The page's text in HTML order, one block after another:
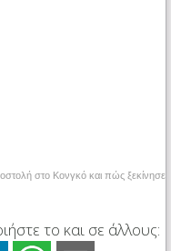
στο Κονγκό και πώς ξεκίνησε
το και σε άλλους: